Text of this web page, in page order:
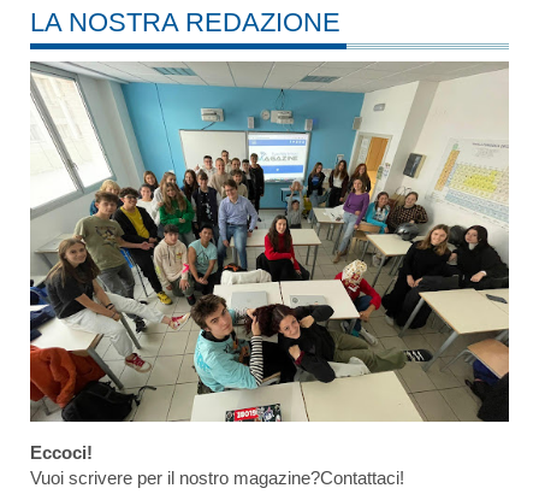
LA NOSTRA REDAZIONE
Eccoci!
Vuoi scrivere per il nostro magazine?Contattaci!